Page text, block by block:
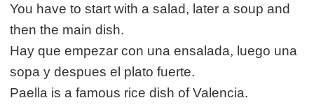
You have to start with a salad, later a soup and
then the main dish.
Hay que empezar con una ensalada, luego una
sopa y despues el plato fuerte.
Paella is a famous rice dish of Valencia.